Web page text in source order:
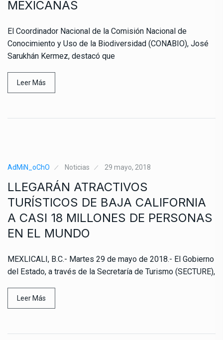
MEXICANAS
El Coordinador Nacional de la Comisión Nacional de
Conocimiento y Uso de la Biodiversidad (CONABIO), José
Sarukhán Kermez, destacó que
Leer Más
AdMiN_oChO Noticias 29 mayo, 2018
LLEGARÁN ATRACTIVOS
TURÍSTICOS DE BAJA CALIFORNIA
A CASI 18 MILLONES DE PERSONAS
EN EL MUNDO
MEXLICALI, B.C.- Martes 29 de mayo de 2018.- El Gobierno
del Estado, a través de la Secretaría de Turismo (SECTURE),
Leer Más